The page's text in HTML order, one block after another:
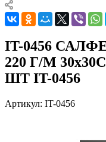
IT-0456
220 Г/М
ШТ IT-0456
Артикул: IT-0456